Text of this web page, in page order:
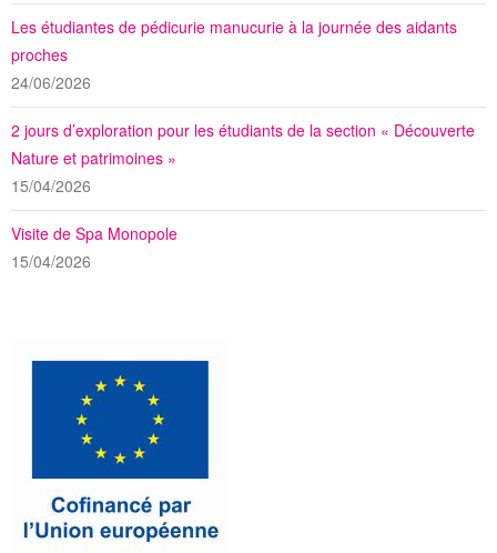
Les étudiantes de pédicurie manucurie à la journée des aidants
proches
24/06/2026
2 jours d’exploration pour les étudiants de la section « Découverte
Nature et patrimoines »
15/04/2026
Visite de Spa Monopole
15/04/2026